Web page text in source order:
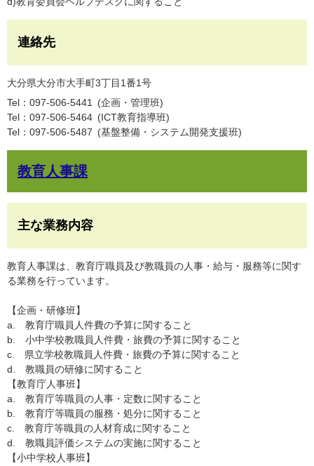
連絡先
大分県大分市大手町3丁目1番1号
Tel：097-506-5441
企画・管理班
Tel：097-506-5464
ICT教育指導班
Tel：097-506-5487
基盤整備・システム開発支援班
教育人事課
主な業務内容
教育人事課は、教育庁職員及び教職員の人事・給与・服務等に関す
る業務を行っています。
【企画・研修班】
a. 教育庁職員人件費の予算に関すること
b. 小中学校教職員人件費・旅費の予算に関すること
c. 県立学校教職員人件費・旅費の予算に関すること
d. 教職員の研修に関すること
【教育庁人事班】
a. 教育庁等職員の人事・定数に関すること
b. 教育庁等職員の服務・処分に関すること
c. 教育庁等職員の人材育成に関すること
d. 教職員評価システムの実施に関すること
【小中学校人事班】